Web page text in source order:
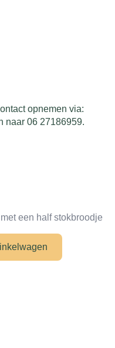
opnemen via:
naar 06 27186959.
een half stokbroodje